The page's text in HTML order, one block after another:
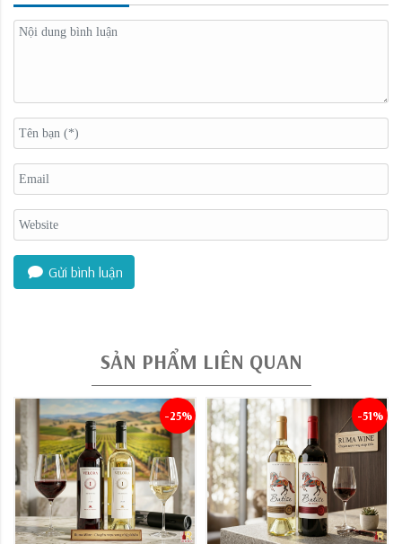
Gửi bình luận
SẢN PHẨM LIÊN QUAN
-25% -51%